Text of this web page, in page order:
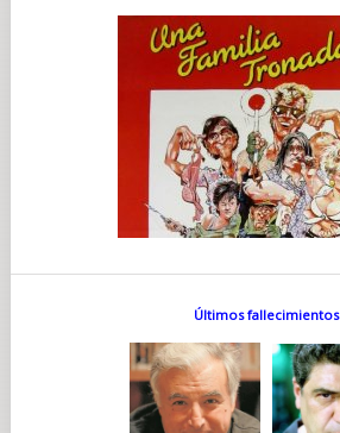
Últimos fallecimientos